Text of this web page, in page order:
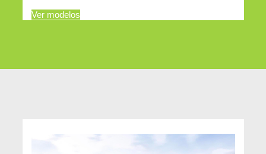
Ver modelos